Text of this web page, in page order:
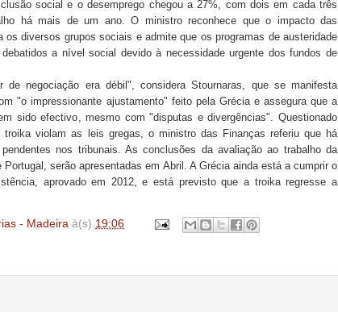
social e o desemprego chegou a 27%, com dois em cada três
há mais de um ano. O ministro reconhece que o impacto das
os diversos grupos sociais e admite que os programas de austeridade
a nível social devido à necessidade urgente dos fundos de
de negociação era débil", considera Stournaras, que se manifesta
"o impressionante ajustamento" feito pela Grécia e assegura que a
sido efectivo, mesmo com "disputas e divergências". Questionado
violam as leis gregas, o ministro das Finanças referiu que há
nos tribunais. As conclusões da avaliação ao trabalho da
Portugal, serão apresentadas em Abril. A Grécia ainda está a cumprir o
aprovado em 2012, e está previsto que a troika regresse a
- Madeira à(s) 19:06